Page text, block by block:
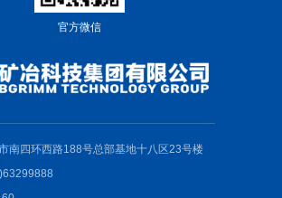
官方微信
南四环西路188号总部基地十八区23号楼